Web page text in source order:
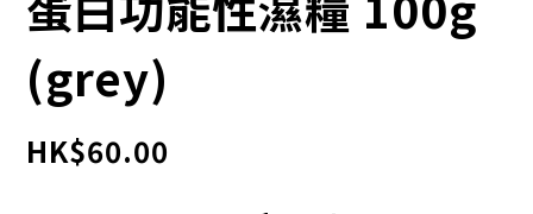
(grey)
HK$60.00